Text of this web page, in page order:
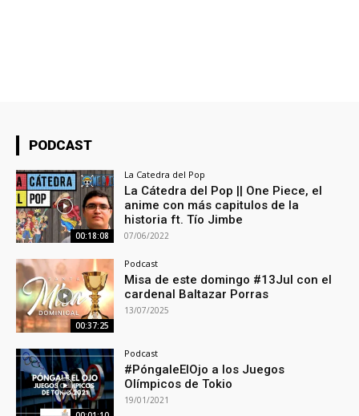
PODCAST
00:18:08
La Catedra del Pop
La Cátedra del Pop || One Piece, el
anime con más capitulos de la
historia ft. Tío Jimbe
07/06/2022
00:37:25
Podcast
Misa de este domingo #13Jul con el
cardenal Baltazar Porras
13/07/2025
Podcast
#PóngaleElOjo a los Juegos
Olímpicos de Tokio
19/01/2021